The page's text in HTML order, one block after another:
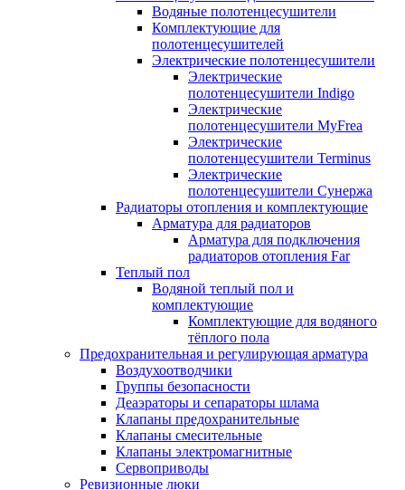
Водяные полотенцесушители
Комплектующие для
полотенцесушителей
Электрические полотенцесушители
Электрические
полотенцесушители Indigo
Электрические
полотенцесушители MyFrea
Электрические
полотенцесушители Terminus
Электрические
полотенцесушители Сунержа
Радиаторы отопления и комплектующие
Арматура для радиаторов
Арматура для подключения
радиаторов отопления Far
Теплый пол
Водяной теплый пол и
комплектующие
Комплектующие для водяного
тёплого пола
Предохранительная и регулирующая арматура
Воздухоотводчики
Группы безопасности
Деаэраторы и сепараторы шлама
Клапаны предохранительные
Клапаны смесительные
Клапаны электромагнитные
Сервоприводы
Ревизионные люки